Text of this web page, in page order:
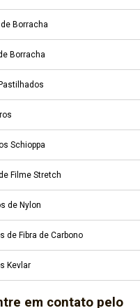
Borracha
Borracha
Schioppa
Filme Stretch
de Nylon
de Fibra de Carbono
Kevlar
em contato pelo